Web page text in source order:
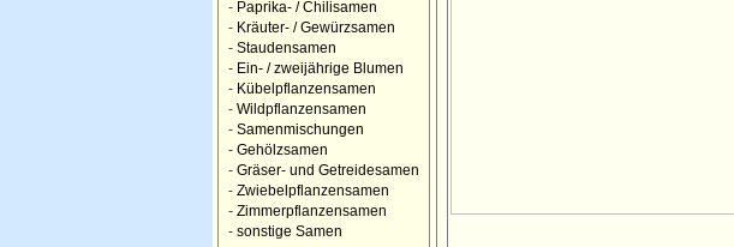
- Paprika- / Chilisamen
- Kräuter- / Gewürzsamen
- Staudensamen
- Ein- / zweijährige Blumen
- Kübelpflanzensamen
- Wildpflanzensamen
- Samenmischungen
- Gehölzsamen
- Gräser- und Getreidesamen
- Zwiebelpflanzensamen
- Zimmerpflanzensamen
- sonstige Samen